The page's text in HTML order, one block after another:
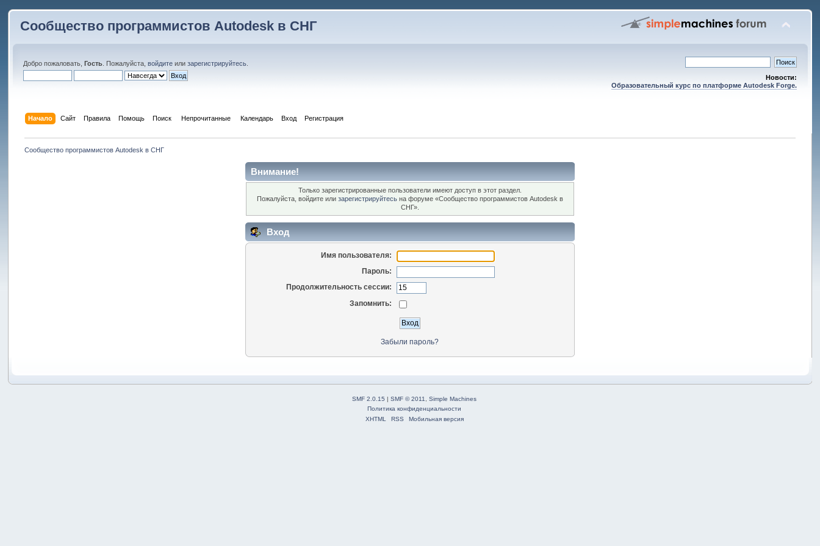
Сообщество программистов Autodesk в СНГ
Добро пожаловать,Гость . Пожалуйста,войдите илизарегистрируйтесь
Новости:
Образовательный курс по платформе Autodesk Forge.
Начало Сайт Правила Помощь Поиск Непрочитанные Календарь Вход Регистрация
Сообщество программистов Autodesk в СНГ
Внимание!
Только зарегистрированные пользователи имеют доступ в этот раздел.
Пожалуйста, войдите или зарегистрируйтесьна форуме «Сообщество программистов Autodesk в
СНГ».
Вход
Имя пользователя:
Пароль:
Продолжительность сессии:
Запомнить:
Забыли пароль?
SMF 2.0.15 |SMF © 2011 ,Simple Machines
Политика конфиденциальности
XHTML
RSS Мобильная версия